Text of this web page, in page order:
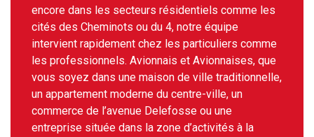
encore dans les secteurs résidentiels comme les
cités des Cheminots ou du 4, notre équipe
intervient rapidement chez les particuliers comme
les professionnels. Avionnais et Avionnaises, que
vous soyez dans une maison de ville traditionnelle,
un appartement moderne du centre-ville, un
commerce de l’avenue Delefosse ou une
entreprise située dans la zone d’activités à la